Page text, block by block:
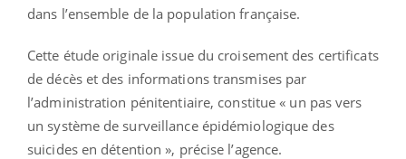
dans l’ensemble de la population française.
Cette étude originale issue du croisement des certificats
de décès et des informations transmises par
l’administration pénitentiaire, constitue « un pas vers
un système de surveillance épidémiologique des
suicides en détention », précise l’agence.